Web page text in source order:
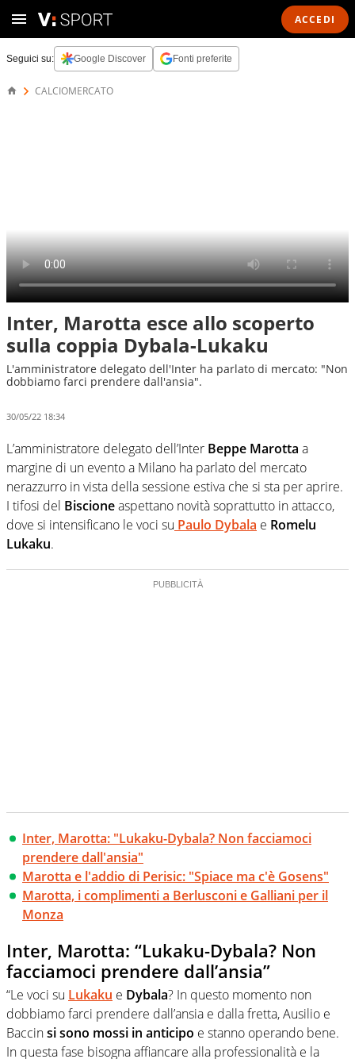
ACCEDI
Seguici su: Google Discover Fonti preferite
CALCIOMERCATO
Inter, Marotta esce allo scoperto
sulla coppia Dybala-Lukaku
L'amministratore delegato dell'Inter ha parlato di mercato: "Non
dobbiamo farci prendere dall'ansia".
30/05/22 18:34
L’amministratore delegato dell’Inter Beppe Marotta a
margine di un evento a Milano ha parlato del mercato
nerazzurro in vista della sessione estiva che si sta per aprire.
I tifosi del Biscioneaspettano novità soprattutto in attacco,
dove si intensificano le voci su Paulo Dybala e Romelu
Lukaku.
Inter, Marotta: "Lukaku-Dybala? Non facciamoci
prendere dall'ansia"
Marotta e l'addio di Perisic: "Spiace ma c'è Gosens"
Marotta, i complimenti a Berlusconi e Galliani per il
Monza
Inter, Marotta: “Lukaku-Dybala? Non
facciamoci prendere dall’ansia”
“Le voci su Lukaku e Dybala? In questo momento non
dobbiamo farci prendere dall’ansia e dalla fretta, Ausilio e
Baccinsi sono mossi in anticipo e stanno operando bene.
In questa fase bisogna affiancare alla professionalità e la